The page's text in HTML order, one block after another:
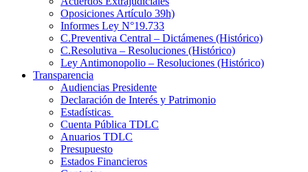
Oposiciones Artículo 39h)
Informes Ley N°19.733
C.Preventiva Central – Dictámenes (Histórico)
C.Resolutiva – Resoluciones (Histórico)
Ley Antimonopolio – Resoluciones (Histórico)
Transparencia
Audiencias Presidente
Declaración de Interés y Patrimonio
Estadísticas
Cuenta Pública TDLC
Anuarios TDLC
Presupuesto
Estados Financieros